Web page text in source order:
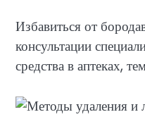
Избавиться от
консультации
средства в аптеках,